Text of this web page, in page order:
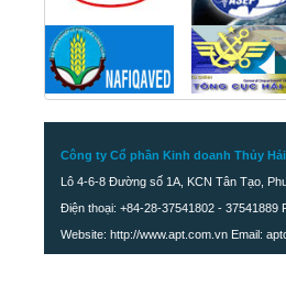
Công ty Cổ phần Kinh doanh Thủy
Lô 4-6-8 Đường số 1A, KCN Tân Tạo,
Điện thoại: +84-28-37541802 - 37541889
Website: http://www.apt.com.vn Email: